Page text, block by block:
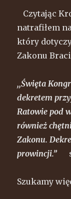
Czytając
natrafiłem
który
Zakonu
,,Święta
dekretem
Ratowie pod
również
Zakonu.
prowincji.”
Szukamy